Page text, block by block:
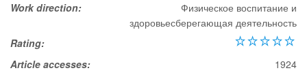
Work direction:
Физическое воспитание и
здоровьесберегающая деятельность
Rating:
Article accesses:
1924